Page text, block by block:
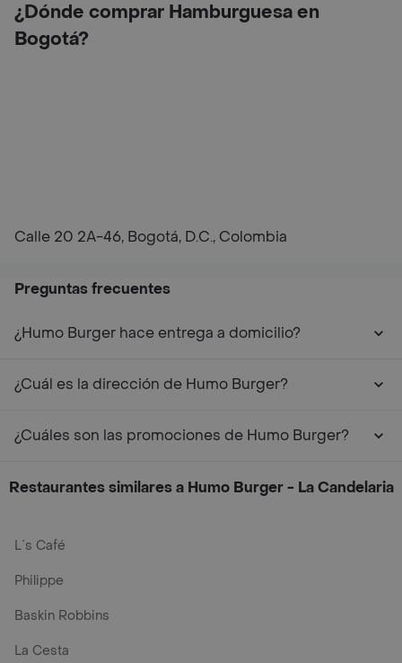
¿Dónde comprar Hamburguesa en
Bogotá?
Calle 20 2A-46, Bogotá, D.C., Colombia
Preguntas frecuentes
¿Humo Burger hace entrega a domicilio?
¿Cuál es la dirección de Humo Burger?
¿Cuáles son las promociones de Humo Burger?
Restaurantes similares a Humo Burger - La Candelaria
L´s Café
Philippe
Baskin Robbins
La Cesta